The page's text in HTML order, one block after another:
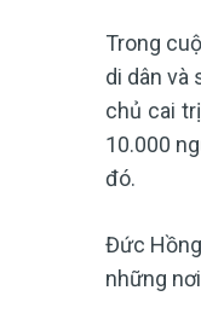
Trong
di dân và
chủ cai
10.000
đó.
Đức
những